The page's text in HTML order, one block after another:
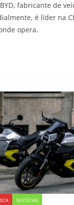
fabricante de
é líder na
opera.
NOTÍCIAS